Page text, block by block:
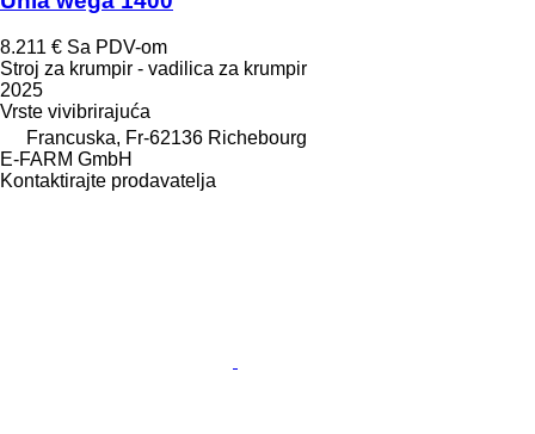
8.211 € Sa PDV-om
Stroj za krumpir - vadilica za krumpir
2025
Vrste vivibrirajuća
Francuska, Fr-62136 Richebourg
E-FARM GmbH
Kontaktirajte prodavatelja